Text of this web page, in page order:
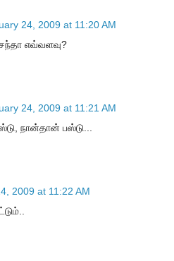
24, 2009 at 11:20 AM
எவ்வளவு?
24, 2009 at 11:21 AM
நான்தான் பஸ்டு...
2009 at 11:22 AM